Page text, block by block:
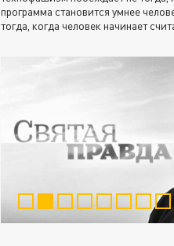
программа становится умнее
тогда, когда человек начинает